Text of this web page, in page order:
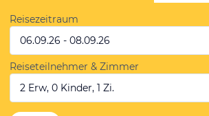
Reisezeitraum
06.09.26 - 08.09.26
Reiseteilnehmer & Zimmer
2 Erw, 0 Kinder, 1 Zi.